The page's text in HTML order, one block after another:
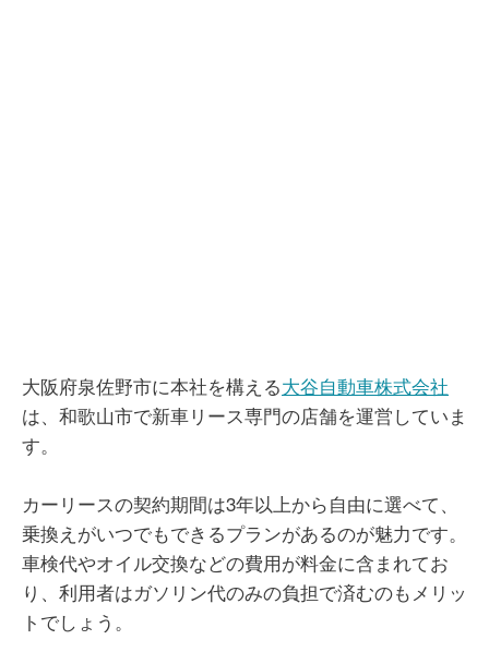
大阪府泉佐野市に本社を構える大谷自動車株式会社
は、和歌山市で新車リース専門の店舗を運営していま
す。
カーリースの契約期間は3年以上から自由に選べて、
乗換えがいつでもできるプランがあるのが魅力です。
車検代やオイル交換などの費用が料金に含まれてお
り、利用者はガソリン代のみの負担で済むのもメリッ
トでしょう。